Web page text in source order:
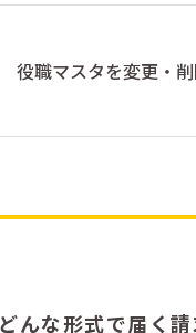
役職マスタを変更・
んな形式で届く